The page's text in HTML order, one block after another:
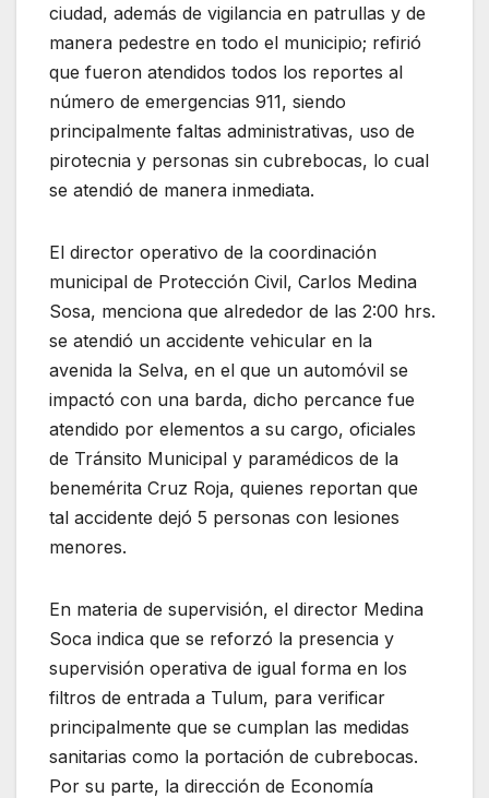
ciudad, además de vigilancia en patrullas y de
manera pedestre en todo el municipio; refirió
que fueron atendidos todos los reportes al
número de emergencias 911, siendo
principalmente faltas administrativas, uso de
pirotecnia y personas sin cubrebocas, lo cual
se atendió de manera inmediata.
El director operativo de la coordinación
municipal de Protección Civil, Carlos Medina
Sosa, menciona que alrededor de las 2:00 hrs.
se atendió un accidente vehicular en la
avenida la Selva, en el que un automóvil se
impactó con una barda, dicho percance fue
atendido por elementos a su cargo, oficiales
de Tránsito Municipal y paramédicos de la
benemérita Cruz Roja, quienes reportan que
tal accidente dejó 5 personas con lesiones
menores.
En materia de supervisión, el director Medina
Soca indica que se reforzó la presencia y
supervisión operativa de igual forma en los
filtros de entrada a Tulum, para verificar
principalmente que se cumplan las medidas
sanitarias como la portación de cubrebocas.
Por su parte, la dirección de Economía